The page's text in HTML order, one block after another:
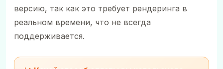
версию, так как это требует рендеринга в
реальном времени, что не всегда
поддерживается.